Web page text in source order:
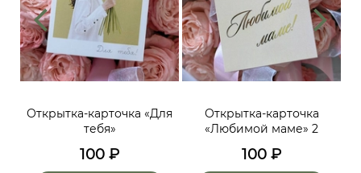
Открытка-карточка «Для
тебя»
100 ₽
Открытка-карточка
«Любимой маме» 2
100 ₽